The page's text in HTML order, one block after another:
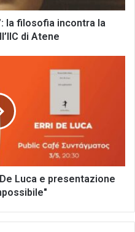
la filosofia incontra la
di Atene
Luca e presentazione